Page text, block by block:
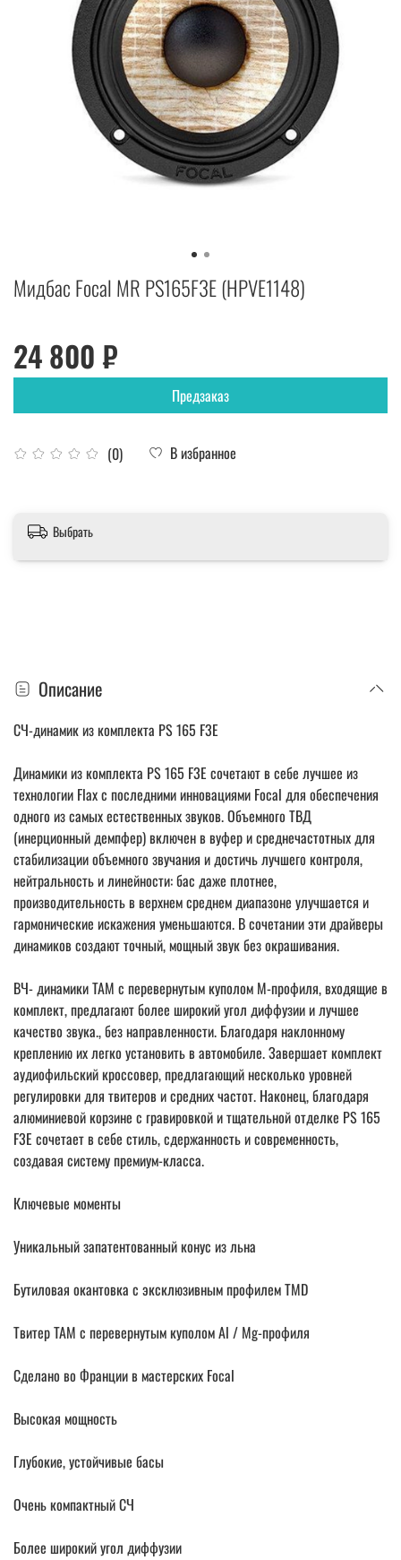
Мидбас Focal MR PS165F3E (HPVE1148)
(0) В избранное
24 800 ₽
Предзаказ
Выбрать
Описание
CЧ-динамик из комплекта PS 165 F3E
Динамики из комплекта PS 165 F3E сочетают в себе лучшее из
технологии Flax с последними инновациями Focal для обеспечения
одного из самых естественных звуков. Объемного ТВД
(инерционный демпфер) включен в вуфер и среднечастотных для
стабилизации объемного звучания и достичь лучшего контроля,
нейтральность и линейности: бас даже плотнее,
производительность в верхнем среднем диапазоне улучшается и
гармонические искажения уменьшаются. В сочетании эти драйверы
динамиков создают точный, мощный звук без окрашивания.
ВЧ- динамики TAM с перевернутым куполом M-профиля, входящие в
комплект, предлагают более широкий угол диффузии и лучшее
качество звука., без направленности. Благодаря наклонному
креплению их легко установить в автомобиле. Завершает комплект
аудиофильский кроссовер, предлагающий несколько уровней
регулировки для твитеров и средних частот. Наконец, благодаря
алюминиевой корзине с гравировкой и тщательной отделке PS 165
F3E сочетает в себе стиль, сдержанность и современность,
создавая систему премиум-класса.
Ключевые моменты
Уникальный запатентованный конус из льна
Бутиловая окантовка с эксклюзивным профилем TMD
Твитер ТАМ с перевернутым куполом Al / Mg-профиля
Сделано во Франции в мастерских Focal
Высокая мощность
Глубокие, устойчивые басы
Очень компактный СЧ
Более широкий угол диффузии